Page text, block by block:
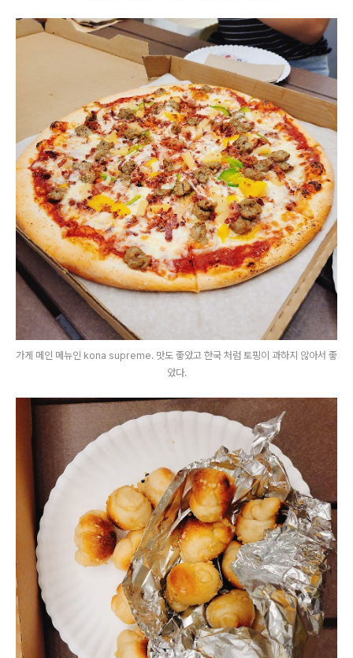
가게 메인 메뉴인 kona supreme. 맛도 좋았고 한국 처럼 토핑이 과하지 않아서 좋
았다.